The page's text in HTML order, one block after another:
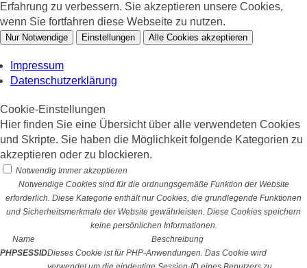
Erfahrung zu verbessern. Sie akzeptieren unsere Cookies,
wenn Sie fortfahren diese Webseite zu nutzen.
Nur Notwendige Einstellungen Alle Cookies akzeptieren
Impressum
Datenschutzerklärung
Cookie-Einstellungen
Hier finden Sie eine Übersicht über alle verwendeten Cookies
und Skripte. Sie haben die Möglichkeit folgende Kategorien zu
akzeptieren oder zu blockieren.
Notwendig Immer akzeptieren
Notwendige Cookies sind für die ordnungsgemäße Funktion der Website
erforderlich. Diese Kategorie enthält nur Cookies, die grundlegende Funktionen
und Sicherheitsmerkmale der Website gewährleisten. Diese Cookies speichern
keine persönlichen Informationen.
Name
Beschreibung
PHPSESSIDDieses Cookie ist für PHP-Anwendungen. Das Cookie wird